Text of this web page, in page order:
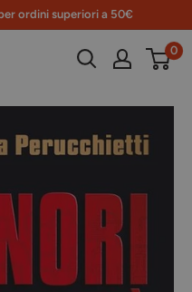
ordini superiori a 50€
0